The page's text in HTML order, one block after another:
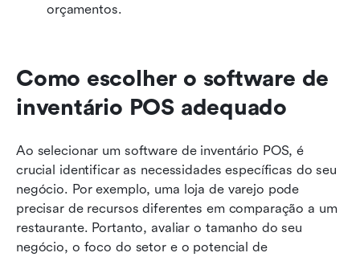
orçamentos.
Como escolher o software de
inventário POS adequado
Ao selecionar um software de inventário POS, é
crucial identificar as necessidades específicas do seu
negócio. Por exemplo, uma loja de varejo pode
precisar de recursos diferentes em comparação a um
restaurante. Portanto, avaliar o tamanho do seu
negócio, o foco do setor e o potencial de